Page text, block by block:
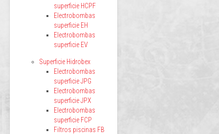
superficie HCPF
Electrobombas
superficie EH
Electrobombas
superficie EV
Superficie Hidrobex
Electrobombas
superficie JPG
Electrobombas
superficie JPX
Electrobombas
superficie FCP
Filtros piscinas FB